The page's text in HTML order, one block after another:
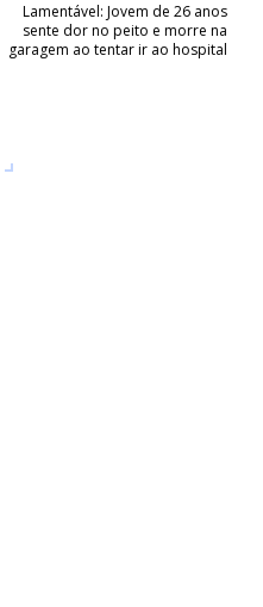
Lamentável: Jovem de 26 anos
sente dor no peito e morre na
garagem ao tentar ir ao hospital